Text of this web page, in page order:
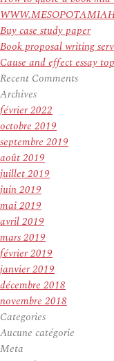
Buy case study paper
Book proposal writing
Cause and effect essay
Recent Comments
Archives
février 2022
octobre 2019
septembre 2019
août 2019
juillet 2019
juin 2019
mai 2019
avril 2019
mars 2019
février 2019
janvier 2019
décembre 2018
novembre 2018
Categories
Aucune catégorie
Meta